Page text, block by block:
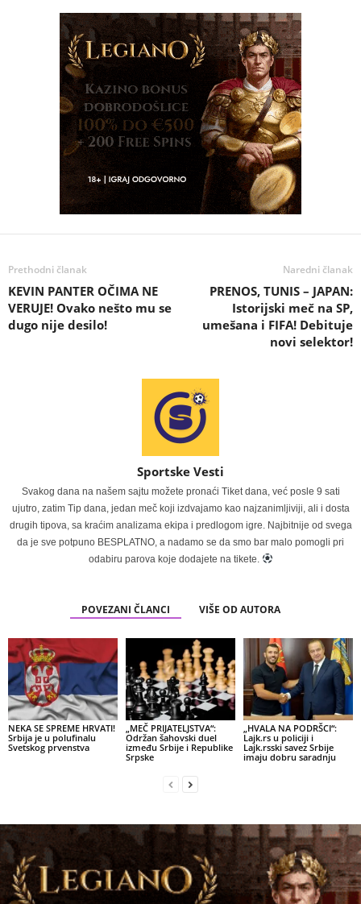
Prethodni članak
KEVIN PANTER OČIMA NE
VERUJE! Ovako nešto mu se
dugo nije desilo!
Naredni članak
PRENOS, TUNIS – JAPAN:
Istorijski meč na SP,
umešana i FIFA! Debituje
novi selektor!
Sportske Vesti
Svakog dana na našem sajtu možete pronaći Tiket dana, već posle 9 sati
ujutro, zatim Tip dana, jedan meč koji izdvajamo kao najzanimljiviji, ali i dosta
drugih tipova, sa kraćim analizama ekipa i predlogom igre. Najbitnije od svega
da je sve potpuno BESPLATNO, a nadamo se da smo bar malo pomogli pri
odabiru parova koje dodajete na tikete.
POVEZANI ČLANCI VIŠE OD AUTORA
NEKA SE SPREME HRVATI!
Srbija je u polufinalu
Svetskog prvenstva
„MEČ PRIJATELJSTVA“:
Održan šahovski duel
između Srbije i Republike
Srpske
„HVALA NA PODRŠCI“:
Lajk.rs u policiji i
Lajk.rsski savez Srbije
imaju dobru saradnju